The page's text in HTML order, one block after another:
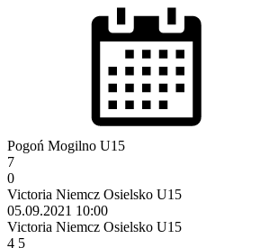
Pogoń Mogilno U15
7
0
Victoria Niemcz Osielsko U15
05.09.2021 10:00
Victoria Niemcz Osielsko U15
4 5